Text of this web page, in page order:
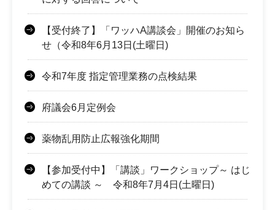
【受付終了】「ワッハA講談会」開催のお知ら
せ（令和8年6月13日(土曜日)
令和7年度 指定管理業務の点検結果
府議会6月定例会
薬物乱用防止広報強化期間
【参加受付中】「講談」ワークショップ～ はじ
めての講談 ～ 令和8年7月4日(土曜日)